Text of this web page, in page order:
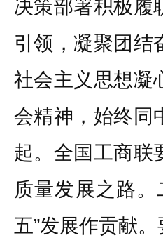
决策部署积极履
引领，凝聚团结
社会主义思想凝
会精神，始终同
起。全国工商联
质量发展之路
五”发展作贡献